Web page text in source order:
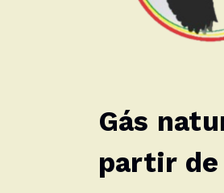
Gás
partir de